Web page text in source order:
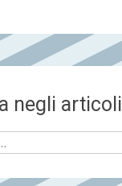
negli articoli